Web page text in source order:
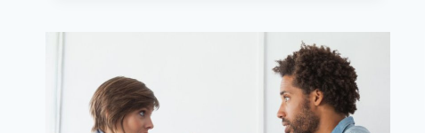
OUT
RELATIONNEL